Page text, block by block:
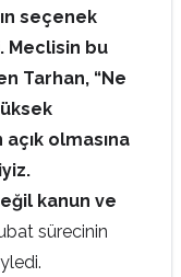
seçenek
Meclisin bu
Tarhan, “Ne
açık olmasına
kanun ve
sürecinin